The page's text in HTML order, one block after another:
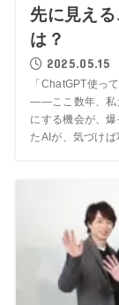
先に見え
は？
2025.05.15
「ChatGPT使っ
――ここ数年、私
にする機会が、
たAIが、気づけば